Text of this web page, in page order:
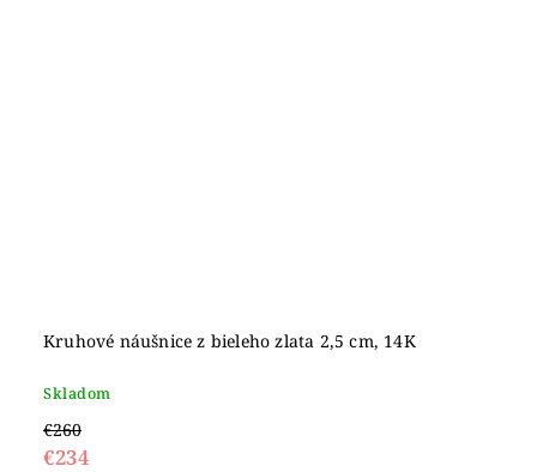
Kruhové náušnice z bieleho zlata 2,5 cm, 14K
Skladom
€260
€234